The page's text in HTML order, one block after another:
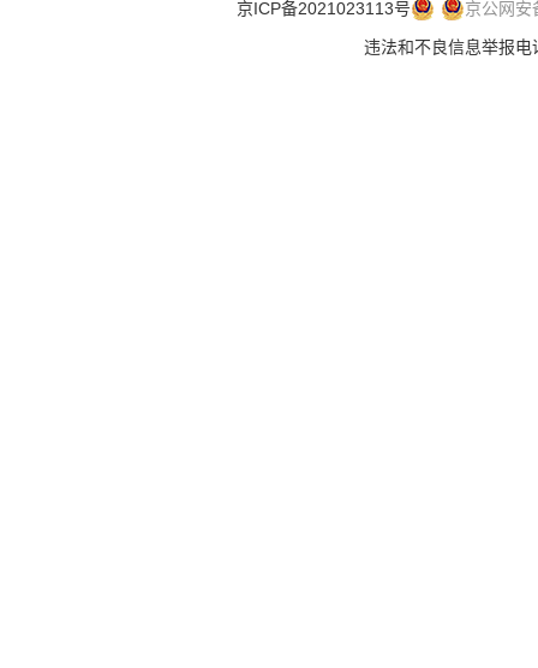
京ICP备2021023113号
京公网
违法和不良信息举报